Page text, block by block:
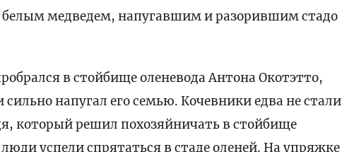
медведем, напугавшим и разорившим стадо
в стойбище оленевода Антона Окотэтто,
напугал его семью. Кочевники едва не стали
который решил похозяйничать в стойбище
люди успели спрятаться в стаде оленей. На упряжке